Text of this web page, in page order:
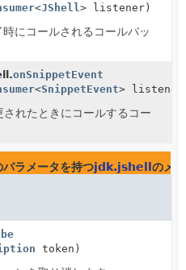
<JShell > listener)
にコールされるコールバッ
onSnippetEvent
<SnippetEvent>
れたときにコールするコー
パラメータを持つjdk.jshellのメ
token)